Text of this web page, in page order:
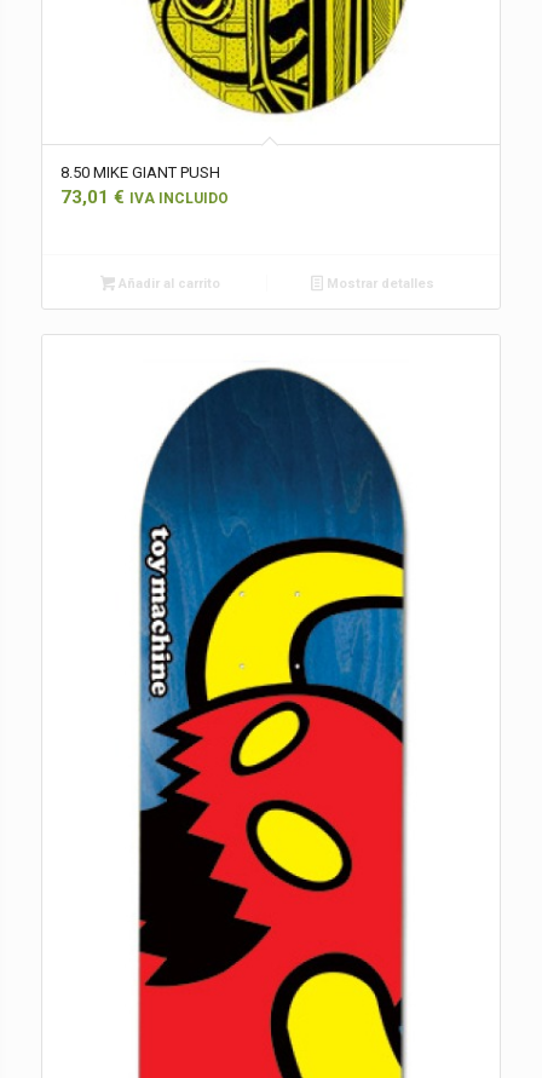
8.50 MIKE GIANT PUSH
73,01 € IVA INCLUIDO
Añadir al carrito Mostrar detalles